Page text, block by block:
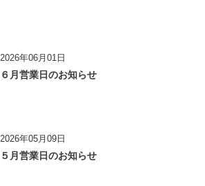
2026年06月01日
６月営業日のお知らせ
2026年05月09日
５月営業日のお知らせ